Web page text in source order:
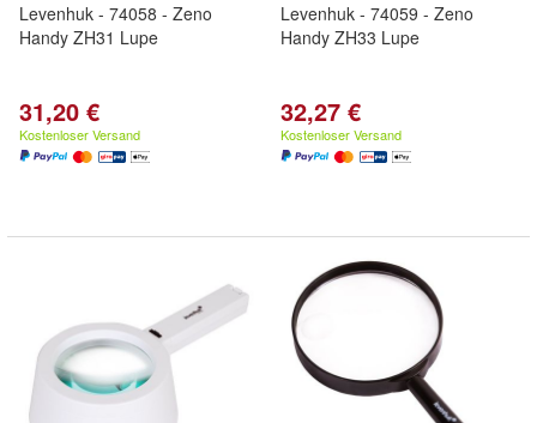
Levenhuk - 74058 - Zeno
Handy ZH31 Lupe
31,20 €
Kostenloser Versand
Levenhuk - 74059 - Zeno
Handy ZH33 Lupe
32,27 €
Kostenloser Versand